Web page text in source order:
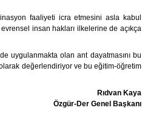
faaliyeti icra etmesini asla kabul
insan hakları ilkelerine de açıkça
uygulanmakta olan ant dayatmasını bu
değerlendiriyor ve bu eğitim-öğretim
Rıdvan Kaya
Özgür-Der Genel Başkanı